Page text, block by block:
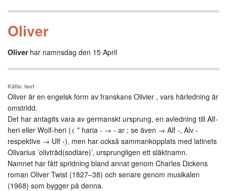
Oliver
Oliverhar namnsdag den 15 April
Källa: Isof
Oliver är en engelsk form av franskans Olivier , vars härledning är
omstridd.
Det har antagits vara av germanskt ursprung, en avledning till Alf-
heri eller Wolf-heri (< * haria ‑ → ‑ ar ; se även → Alf -, Alv -
respektive → Ulf -), men har också sammankopplats med latinets
Olivarius ’olivträd(sodlare)’, ursprungligen ett släktnamn.
Namnet har fått spridning bland annat genom Charles Dickens
roman Oliver Twist (1827–38) och senare genom musikalen
(1968) som bygger på denna.